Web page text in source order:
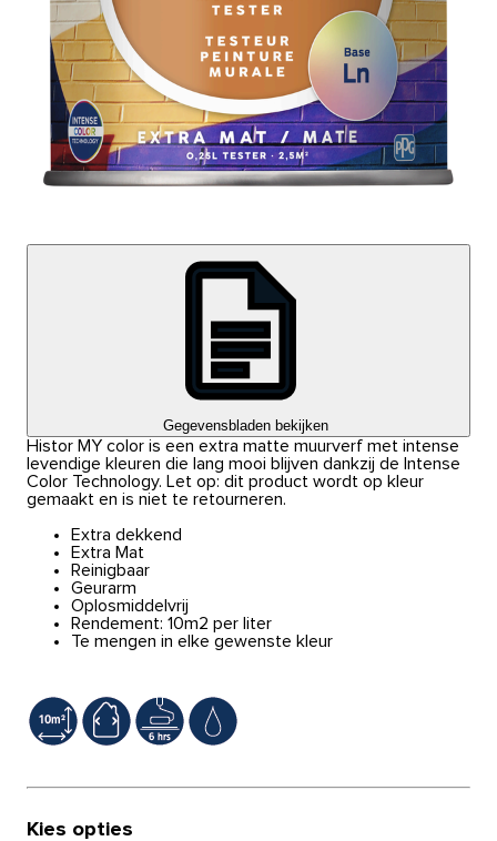
Gegevensbladen bekijken
Histor MY color is een extra matte muurverf met intense
levendige kleuren die lang mooi blijven dankzij de Intense
Color Technology. Let op: dit product wordt op kleur
gemaakt en is niet te retourneren.
Extra dekkend
Extra Mat
Reinigbaar
Geurarm
Oplosmiddelvrij
Rendement: 10m2 per liter
Te mengen in elke gewenste kleur
Kies opties